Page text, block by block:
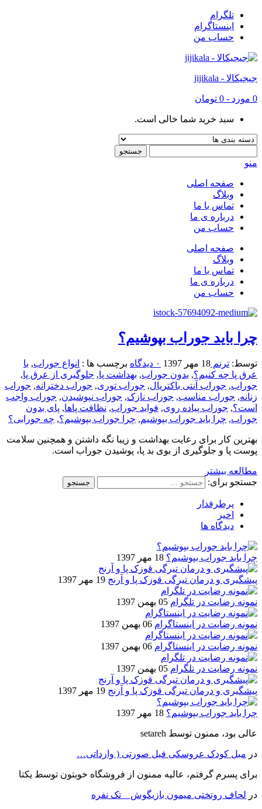
تلگرام
اینستاگرام
حساب من
جیجیکالا - jijikala
0 مورد - 0 تومان
سبد خرید شما خالی است.
منو
صفحه اصلی
وبلاگ
تماس با ما
درباره ی ما
حساب من
صفحه اصلی
وبلاگ
تماس با ما
درباره ی ما
حساب من
چرا باید جوراب بپوشیم؟
توسط: ترنم 18 مهر 1397 ۰ دیدگاه برچسب ها : انواع جوراب, با
عرق پا چه کنیم؟, بدون جوراب, بهداشت پا, جلوگیری از عرق پا,
جوراب, جوراب آنتی باکتریال, جوراب توری, جوراب دخترانه, جوراب
زنانه, جوراب مناسب, جوراب نازک, جوراب نپوشیدن, جوراب واجب
است؟, جوراب پیاده روی, فواید جوراب, نظافت پاها, پای بدون
جوراب, چرا باید جوراب بپوشیم, چرا جوراب بپوشیم؟, چه جورابی؟
بهترین کار برای رعایت بهداشت و زیبا نگه داشتن و همچنین سلامت
پوست پا و جلوگیری از بوی بد پا، پوشیدن جوراب است.
مطالعه بیشتر
جستجو برای:
پرطرفدار
اخیر
دیدگاه ها
چرا باید جوراب بپوشیم؟ 18 مهر 1397
پیشگیری و درمان تیرگی قوزک پا و آرنج 19 مهر 1397
نمونه رضایت در تلگرام 05 بهمن 1397
نمونه رضایت در اینستاگرام 06 بهمن 1397
نمونه رضایت در اینستاگرام 06 بهمن 1397
نمونه رضایت در تلگرام 05 بهمن 1397
پیشگیری و درمان تیرگی قوزک پا و آرنج 19 مهر 1397
چرا باید جوراب بپوشیم؟ 18 مهر 1397
عالی بود، ممنون توسط setareh
در مبل کودک عروسکی فیل صورتی ( وارداتی…
برای پسرم گرفتم، عالیه ممنون از فروشگاه خوبتون توسط یکتا
در لحاف روتختی میمون بازیگوش _ تک نفره